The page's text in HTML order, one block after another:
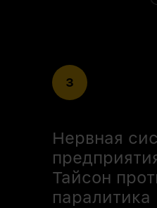
3
Нервная
Тайсон
паралитика